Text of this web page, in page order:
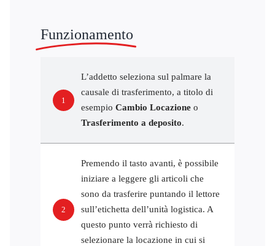
Funzionamento
1
L’addetto seleziona sul palmare la
causale di trasferimento, a titolo di
esempio Cambio Locazioneo
Trasferimento a deposito.
2
Premendo il tasto avanti, è possibile
iniziare a leggere gli articoli che
sono da trasferire puntando il lettore
sull’etichetta dell’unità logistica. A
questo punto verrà richiesto di
selezionare la locazione in cui si